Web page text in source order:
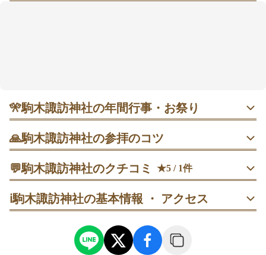
ゆっくり深呼吸したくなるはずです🍃
🎌駒木諏訪神社の年間行事・お祭り
・ 1月1日 歳旦祭｜新年を祝い平安と五穀豊穣を祈る祭典。
早朝5〜7時ごろが落ち着き、午前中は比較的空いて参拝し
やすい。
お詣りしておくと、行事前でもスムーズに巡れます。
・ 4月23日 春季例祭｜五穀豊穣と産業発展を祈る春の祭。
平日執行のため人出は控えめ。斎行前の早朝参拝が静かで
🙏駒木諏訪神社の参拝のコツ
随神門で一礼→手水舎で清める→本殿に参拝→境内の末社
も順に回る。
御神水所へは本殿参拝後に向かう。汲む前に一礼し、持参
神馬像の前で一礼→短く願いを伝える→撮影は周囲に配慮
💬駒木諏訪神社のクチコミ ★5 / 1件
ℹ️駒木諏訪神社の基本情報 ・ アクセス